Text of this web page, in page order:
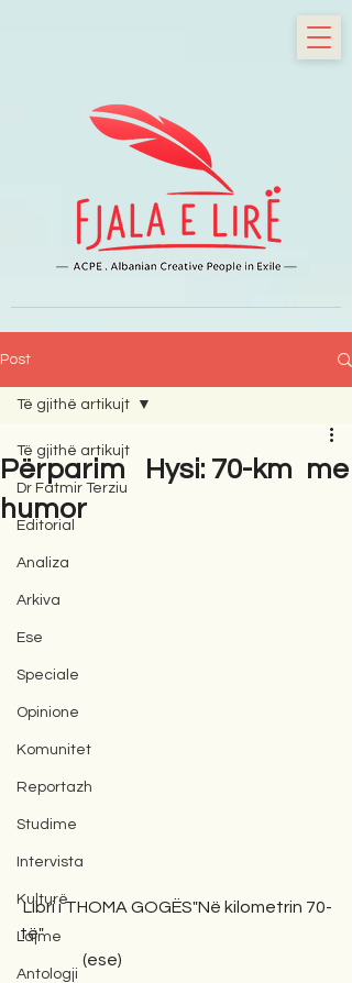
Post
Të gjithë artikujt
Dr Fatmir Terziu
Editorial
Analiza
Arkiva
Ese
Speciale
Opinione
Komunitet
Reportazh
Studime
Intervista
Kulturë
Lajme
Antologji
Të gjithë artikujt
Përparim Hysi: 70-km me
humor
Libri i THOMA GOGËS"Në kilometrin 70-
të"
(ese)